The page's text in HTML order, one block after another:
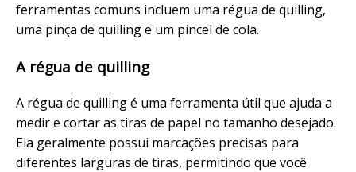
ferramentas comuns incluem uma régua de quilling,
uma pinça de quilling e um pincel de cola.
A régua de quilling
A régua de quilling é uma ferramenta útil que ajuda a
medir e cortar as tiras de papel no tamanho desejado.
Ela geralmente possui marcações precisas para
diferentes larguras de tiras, permitindo que você